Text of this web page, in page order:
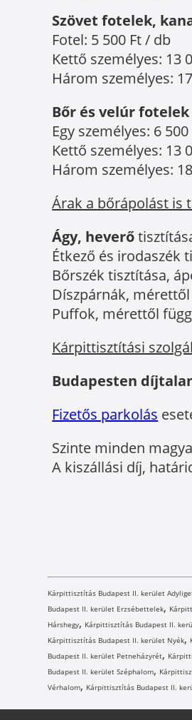
Szövet fotelek,
Fotel: 5 500 Ft / db
Kettő személyes: 13
Három személyes:
Bőr és velúr fotelek
Egy személyes: 6
Kettő személyes: 13
Három személyes:
Árak a bőrápolást is
Ágy, heverő
Étkező és irodaszék
Bőrszék tisztítása,
Díszpárnák,
Puffok, mérettől
Kárpittisztítási
Budapesten
Fizetős parkolás
Szinte minden
A kiszállási díj,
Kárpittisztítás Budapest II. kerület
Budapest II. kerület Erzsébettelek,
Hárshegy, Kárpittisztítás Budapest II.
Kárpittisztítás Budapest II. kerület Nyék,
Budapest II. kerület Petneházyrét,
Budapest II. kerület Széphalom,
Vérhalom, Kárpittisztítás Budapest II.